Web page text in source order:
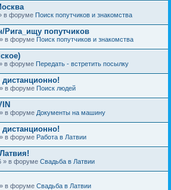
в форуме Поиск попутчиков и знакомства
Рига_ищу попутчиков
в форуме Поиск попутчиков и знакомства
в форуме Передать - встретить посылку
в форуме Поиск людей
в форуме Документы на машину
в форуме Работа в Латвии
» в форуме Свадьба в Латвии
в форуме Свадьба в Латвии